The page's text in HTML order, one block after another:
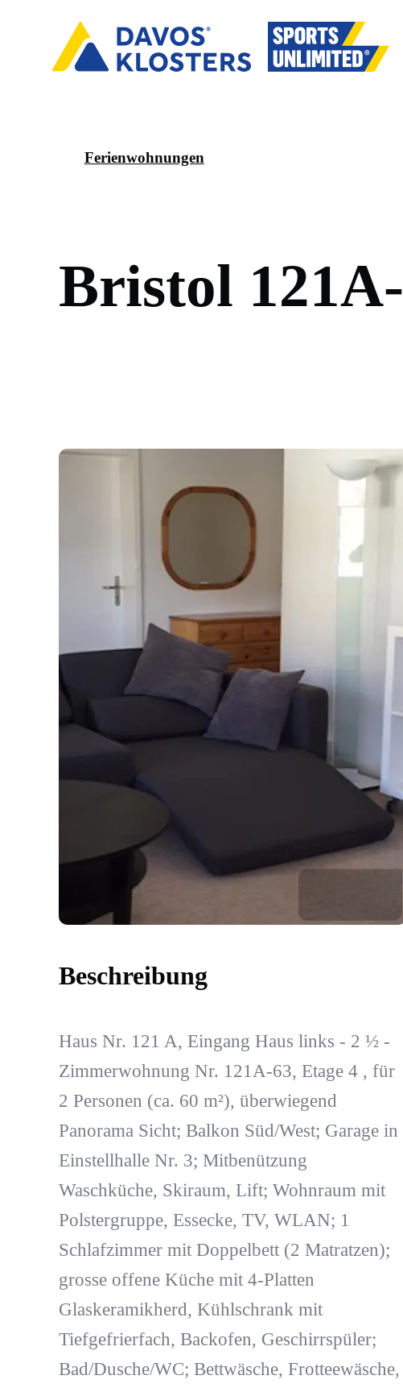
Ferienwohnungen
Bristol 121A-
Beschreibung
Haus Nr. 121 A, Eingang Haus links - 2 ½ -
Zimmerwohnung Nr. 121A-63, Etage 4 , für
2 Personen (ca. 60 m²), überwiegend
Panorama Sicht; Balkon Süd/West; Garage in
Einstellhalle Nr. 3; Mitbenützung
Waschküche, Skiraum, Lift; Wohnraum mit
Polstergruppe, Essecke, TV, WLAN; 1
Schlafzimmer mit Doppelbett (2 Matratzen);
grosse offene Küche mit 4-Platten
Glaskeramikherd, Kühlschrank mit
Tiefgefrierfach, Backofen, Geschirrspüler;
Bad/Dusche/WC; Bettwäsche, Frotteewäsche,